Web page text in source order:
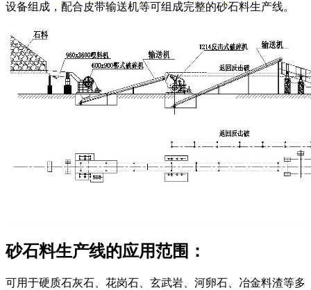
设备组成，配合皮带输送机等可组成完整的砂石料生产线。
砂石料生产线的应用范围：
可用于硬质石灰石、花岗石、玄武岩、河卵石、冶金料渣等多